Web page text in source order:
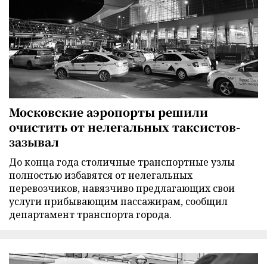
Московские аэропорты решили
очистить от нелегальных таксистов-
зазывал
До конца года столичные транспортные узлы
полностью избавятся от нелегальных
перевозчиков, навязчиво предлагающих свои
услуги прибывающим пассажирам, сообщил
департамент транспорта города.